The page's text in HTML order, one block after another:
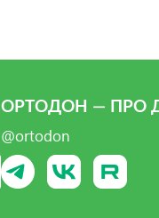
ОРТОДОН — ПРО
@ortodon